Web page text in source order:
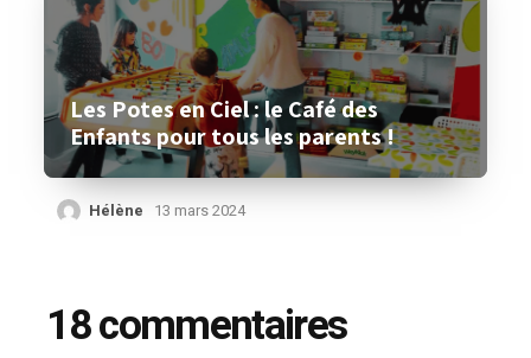
Les Potes en Ciel : le Café des
Enfants pour tous les parents !
Hélène 13 mars 2024
18 commentaires